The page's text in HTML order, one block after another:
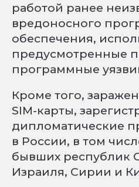
работой ранее
вредоносного
обеспечения,
предусмотренные
программные
Кроме того,
SIM-карты,
дипломатические
в России, в том
бывших республик
Израиля, Сирии и